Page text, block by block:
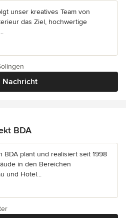
unser kreatives Team von
das Ziel, hochwertige
Nachricht
BDA
BDA plant und realisiert seit 1998
in den Bereichen
und Hotel...